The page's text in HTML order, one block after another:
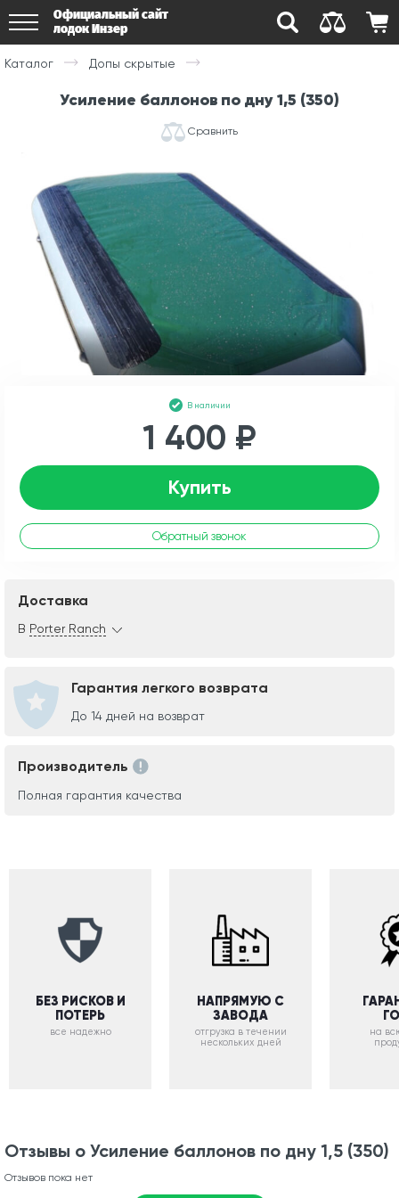
Официальный сайт
лодок Инзер
Каталог Допы скрытые
Усиление баллонов по дну 1,5 (350)
Сравнить
В наличии
1 400 ₽
Купить
Обратный звонок
Доставка
В Porter Ranch
Гарантия легкого возврата
До 14 дней на возврат
Производитель
Полная гарантия качества
БЕЗ РИСКОВ И
ПОТЕРЬ
все надежно
НАПРЯМУЮ С
ЗАВОДА
отгрузка в течении
нескольких дней
на
Отзывы о Усиление баллонов по дну 1,5 (350)
Отзывов пока нет